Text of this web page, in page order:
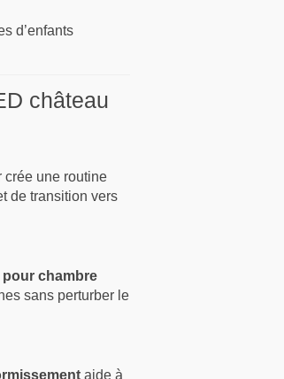
d’enfants
château
crée une routine
de transition vers
chambre
sans perturber le
aide à